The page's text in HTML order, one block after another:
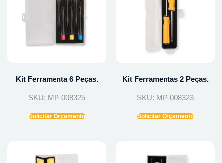
Kit Ferramenta 6 Peças.
SKU: MP-008325
Solicitar Orçamento
Kit Ferramentas 2 Peças.
SKU: MP-008323
Solicitar Orçamento